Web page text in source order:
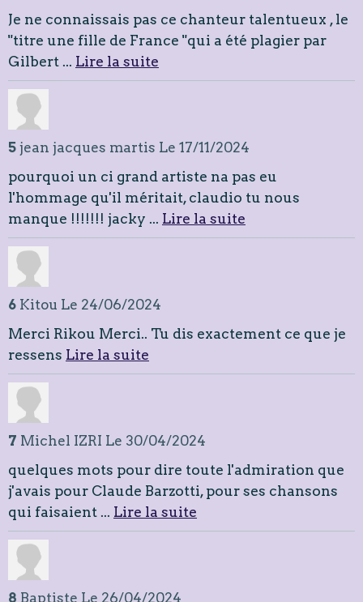
Je ne connaissais pas ce chanteur talentueux , le
"titre une fille de France "qui a été plagier par
Gilbert ... Lire la suite
5 jean jacques martis Le 17/11/2024
pourquoi un ci grand artiste na pas eu
l'hommage qu'il méritait, claudio tu nous
manque !!!!!!! jacky ... Lire la suite
6 Kitou Le 24/06/2024
Merci Rikou Merci.. Tu dis exactement ce que je
ressens Lire la suite
7 Michel IZRI Le 30/04/2024
quelques mots pour dire toute l'admiration que
j'avais pour Claude Barzotti, pour ses chansons
qui faisaient ... Lire la suite
8 Baptiste Le 26/04/2024